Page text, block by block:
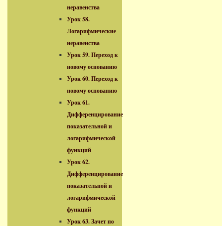
неравенства
Урок 58.
Логарифмические
неравенства
Урок 59. Переход к
новому основанию
Урок 60. Переход к
новому основанию
Урок 61.
Дифференцирование
показательной и
логарифмической
функций
Урок 62.
Дифференцирование
показательной и
логарифмической
функций
Урок 63. Зачет по